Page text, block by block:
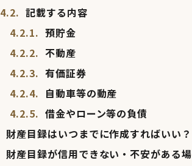
4.2. 記載する内容
4.2.1. 預貯金
4.2.2. 不動産
4.2.3. 有価証券
4.2.4. 自動車等の動産
4.2.5. 借金やローン等の負債
財産目録はいつまでに作成すればいい？
財産目録が信用できない・不安がある